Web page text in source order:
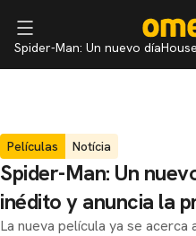
Spider-Man: Un nuevo día
Películas Notícia
Spider-Man: Un
inédito y anuncia la
La nueva película ya se acerca